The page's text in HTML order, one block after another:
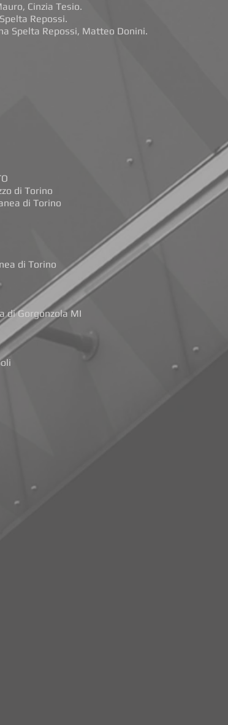
Cinzia Tesio.
Repossi.
Spelta Repossi, Matteo Donini.
di Torino
di Torino
di Torino
di Gorgonzola MI